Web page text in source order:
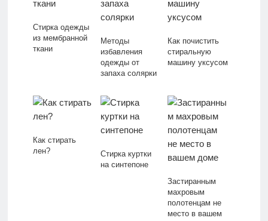
Стирка одежды
из мембранной
ткани
Методы
избавления
одежды от
запаха солярки
Как почистить
стиральную
машину уксусом
Как стирать
лен?
Стирка куртки
на синтепоне
Застиранным
махровым
полотенцам не
место в вашем